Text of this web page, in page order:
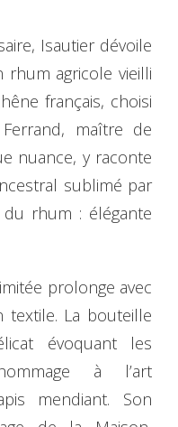
Isautier dévoile
rhum agricole vieilli
français, choisi
maître de
nuance, y raconte
sublimé par
rhum : élégante
prolonge avec
textile. La bouteille
évoquant les
à l’art
mendiant. Son